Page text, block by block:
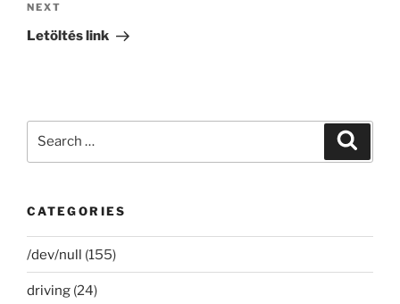
Next
Post
NEXT
Letöltés link
CATEGORIES
/dev/null (155)
driving (24)